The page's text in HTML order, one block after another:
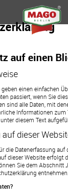
auf einen
einen einfachen
passiert, wenn Sie
sind alle Daten, mit
Informationen zum
diesem Text
dieser
die Datenerfassung auf
dieser Website erfolgt
Sie dem Abschnitt
entnehmen.